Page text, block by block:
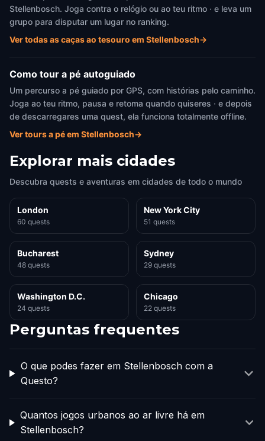
Stellenbosch. Joga contra o relógio ou ao teu ritmo · e leva um
grupo para disputar um lugar no ranking.
Ver todas as caças ao tesouro em Stellenbosch→
Como tour a pé autoguiado
Um percurso a pé guiado por GPS, com histórias pelo caminho.
Joga ao teu ritmo, pausa e retoma quando quiseres · e depois
de descarregares uma quest, ela funciona totalmente offline.
Ver tours a pé em Stellenbosch→
Explorar mais cidades
Descubra quests e aventuras em cidades de todo o mundo
London
60 quests
New York City
51 quests
Bucharest
48 quests
Sydney
29 quests
Washington D.C.
24 quests
Chicago
22 quests
Perguntas frequentes
O que podes fazer em Stellenbosch com a
Questo?
Quantos jogos urbanos ao ar livre há em
Stellenbosch?